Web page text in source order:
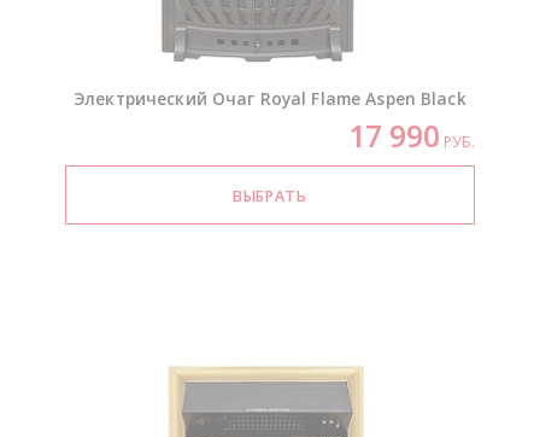
Электрический Очаг Royal Flame Aspen Black
17 990 РУБ.